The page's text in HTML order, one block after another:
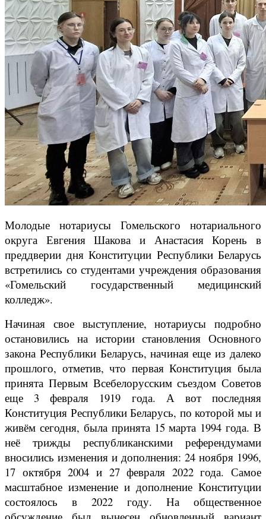
Молодые нотариусы Гомельского нотариального
округа Евгения Шакова и Анастасия Корень в
преддверии дня Конституции Республики Беларусь
встретились со студентами учреждения образования
«Гомельский государственный медицинский
колледж».
Начиная свое выступление, нотариусы подробно
остановились на истории становления Основного
закона Республики Беларусь, начиная еще из далеко
прошлого, отметив, что первая Конституция была
принята Первым Всебелорусским съездом Советов
еще 3 февраля 1919 года. А вот последняя
Конституция Республики Беларусь, по которой мы и
живём сегодня, была принята 15 марта 1994 года. В
неё трижды республиканскими референдумами
вносились изменения и дополнения: 24 ноября 1996,
17 октября 2004 и 27 февраля 2022 года. Самое
масштабное изменение и дополнение Конституции
состоялось в 2022 году. На общественное